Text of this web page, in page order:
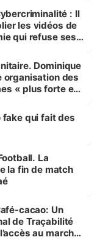
: Il
les vidéos de
qui refuse ses
Dominique
organisation des
« plus forte et
»
fake qui fait des
La
la fin de match
cacao: Un
de Traçabilité
au marché